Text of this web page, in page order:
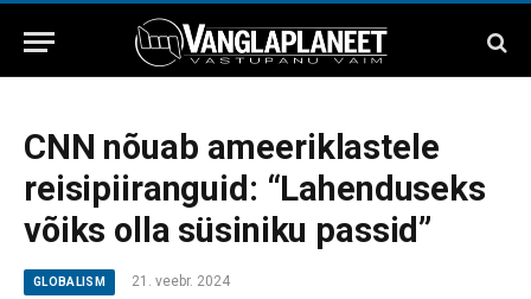
CNN nõuab ameeriklastele
reisipiiranguid: “Lahenduseks
võiks olla süsiniku passid”
GLOBALISM 21. veebr. 2024